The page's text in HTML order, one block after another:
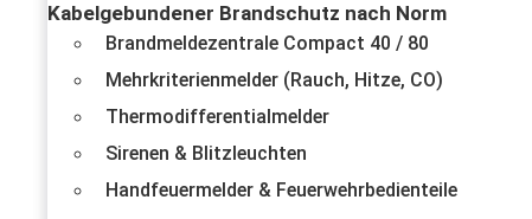
Kabelgebundener Brandschutz nach Norm
Brandmeldezentrale Compact 40 / 80
Mehrkriterienmelder (Rauch, Hitze, CO)
Thermodifferentialmelder
Sirenen & Blitzleuchten
Handfeuermelder & Feuerwehrbedienteile